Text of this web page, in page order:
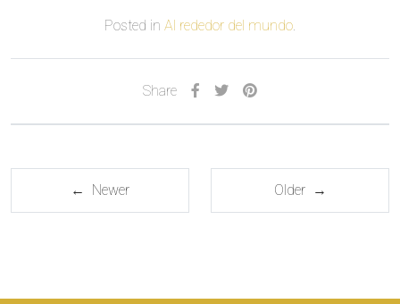
Posted in Al rededor del mundo.
Share
← Newer Older →